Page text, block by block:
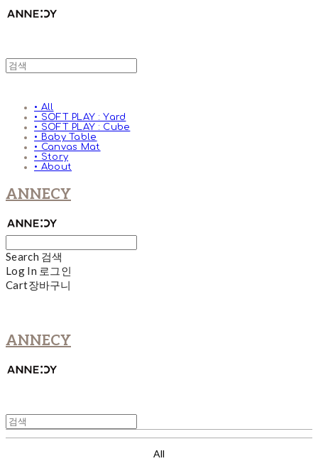
• All
• SOFT PLAY : Yard
• SOFT PLAY : Cube
• Baby Table
• Canvas Mat
• Story
• About
ANNECY
Search 검색
Log In 로그인
Cart장바구니
ANNECY
All